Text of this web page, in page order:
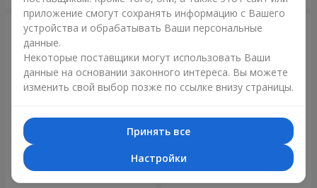
Букет "Времена года" Букет из 21 кремовой розы
приложение смогут сохранять информацию с Вашего
устройства и обрабатывать Ваши персональные
данные.
Некоторые поставщики могут использовать Ваши
данные на основании законного интереса. Вы можете
изменить свой выбор позже по ссылке внизу страницы.
Принять все
Настройки